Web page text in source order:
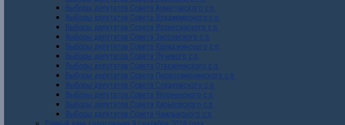
Выборы депутатов Совета Ахметовского с.п.
Выборы депутатов Совета Владимирского с.п.
Выборы депутатов Совета Вознесенского с.п.
Выборы депутатов Совета Зассовского с.п.
Выборы депутатов Совета Каладжинского с.п.
Выборы депутатов Совета Лучевого с.п.
Выборы депутатов Совета Отважненского с.п.
Выборы депутатов Совета Первосинюхинского с.п.
Выборы депутатов Совета Сладковского с.п.
Выборы депутатов Совета Упорненского с.п.
Выборы депутатов Совета Харьковского с.п.
Выборы депутатов Совета Чамлыкского с.п.